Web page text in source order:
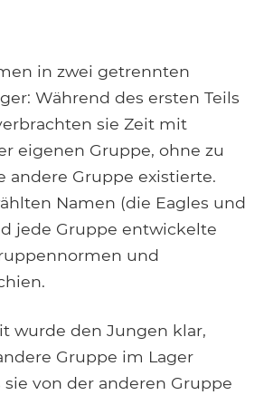
in zwei getrennten
Während des ersten Teils
sie Zeit mit
eigenen Gruppe, ohne zu
andere Gruppe existierte.
Namen (die Eagles und
jede Gruppe entwickelte
und
wurde den Jungen klar,
Gruppe im Lager
sie von der anderen Gruppe